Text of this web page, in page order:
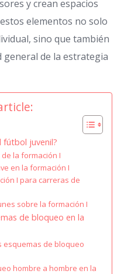
y crean espacios
elementos no solo
sino que también
de la estrategia
fútbol juvenil?
la formación I
en la formación I
I para carreras de
sobre la formación I
de bloqueo en la
esquemas de bloqueo
hombre a hombre en la